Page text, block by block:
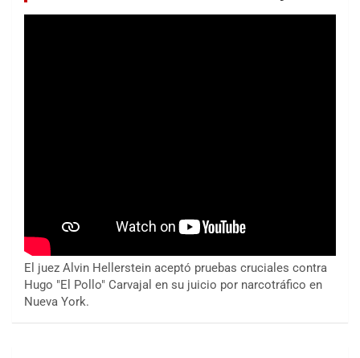
El juez Alvin Hellerstein aceptó pruebas cruciales contra
Hugo "El Pollo" Carvajal en su juicio por narcotráfico en
Nueva York.